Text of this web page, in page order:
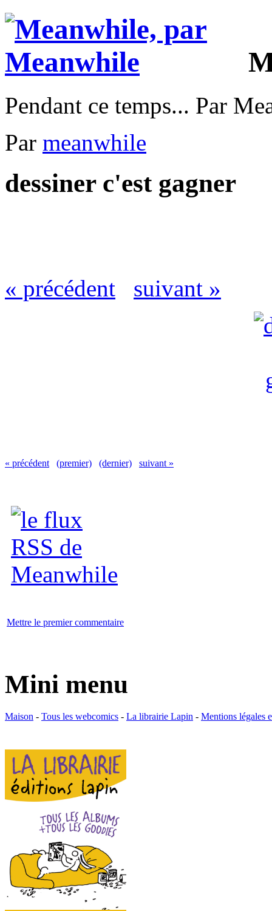
Pendant ce temps... Par
Par meanwhile
dessiner c'est gagner
« précédent suivant »
« précédent (premier) (dernier) suivant »
Mettre le premier commentaire
Mini menu
Maison - Tous les webcomics - La librairie Lapin - Mentions légales